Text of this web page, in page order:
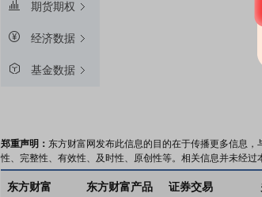
期货期权
经济数据
基金数据
郑重声明： 东方财富网发布此信息的目的在于传播更多信息
性、完整性、有效性、及时性、原创性等。相关信息并未经
东方财富 东方财富产品 证券交易